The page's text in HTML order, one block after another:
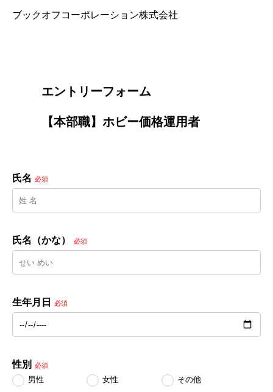
ブックオフコーポレーション株式会社
        エントリーフォーム
氏名 必須
氏名（かな） 必須
生年月日 必須
性別 必須
男性 女性 その他